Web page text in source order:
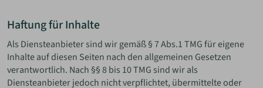
Haftung für Inhalte
Als Diensteanbieter sind wir gemäß § 7 Abs.1 TMG für eigene
Inhalte auf diesen Seiten nach den allgemeinen Gesetzen
verantwortlich. Nach §§ 8 bis 10 TMG sind wir als
Diensteanbieter jedoch nicht verpflichtet, übermittelte oder